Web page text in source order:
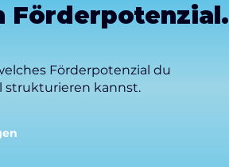
Förderpotenzial.
Förderpotenzial du
strukturieren kannst.